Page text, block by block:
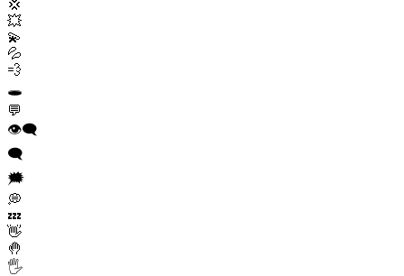
💢
💥
💫
💦
💨
🕳️
💬
👁️‍🗨️
🗨️
🗯️
💭
💤
👋
🤚
🖐️